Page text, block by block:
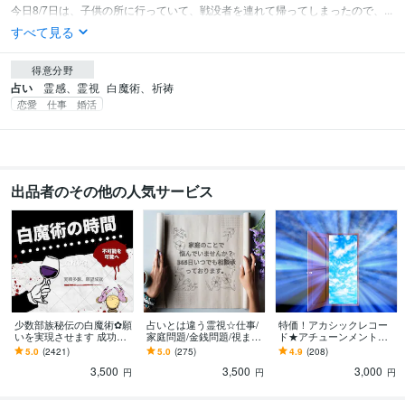
今日8/7日は、子供の所に行っていて、戦没者を連れて帰ってしまったので、...
すべて見る
得意分野
占い 霊感、霊視 白魔術、祈祷
恋愛 仕事 婚活
出品者のその他の人気サービス
少数部族秘伝の白魔術✿願
いを実現させます 成功率8
0%☆願いを実現します✿
5.0 (2421)
3,500 円
占いとは違う霊視☆仕事/
家庭問題/金銭問題/視ます
選択の仕方で、未来が変
わります☆それを霊視で
幸せへの選択に！
5.0 (275)
3,500 円
特価！アカシックレコー
ド★アチューンメントし
ます 魂の記憶にアクセス
したい方にオススメ！
4.9 (208)
3,000 円